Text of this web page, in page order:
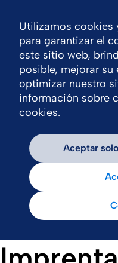
Utilizamos cookies
para garantizar el
este sitio web,
posible, mejorar su
optimizar nuestro
información sobre
cookies.
Aceptar